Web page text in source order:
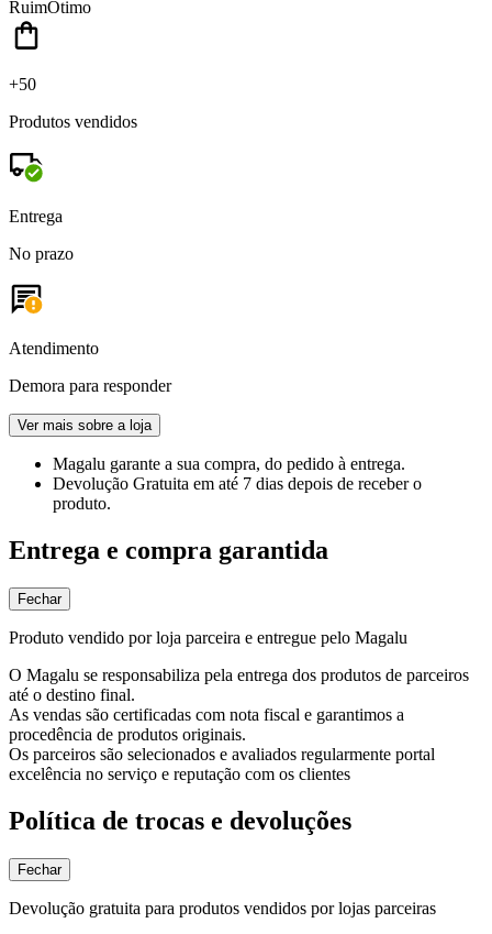
RuimÓtimo
+50
Produtos vendidos
Entrega
No prazo
Atendimento
Demora para responder
Ver mais sobre a loja
Magalu garante a sua compra, do pedido à entrega.
Devolução Gratuita em até 7 dias depois de receber o
produto.
Entrega e compra garantida
Fechar
Produto vendido por loja parceira e entregue pelo Magalu
O Magalu se responsabiliza pela entrega dos produtos de parceiros
até o destino final.
As vendas são certificadas com nota fiscal e garantimos a
procedência de produtos originais.
Os parceiros são selecionados e avaliados regularmente portal
excelência no serviço e reputação com os clientes
Política de trocas e devoluções
Fechar
Devolução gratuita para produtos vendidos por lojas parceiras